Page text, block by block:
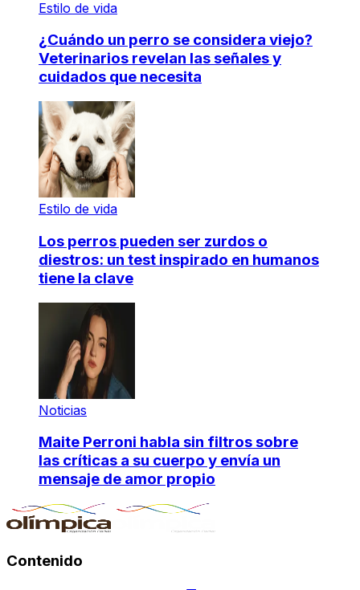
Estilo de vida
¿Cuándo un perro se considera viejo?
Veterinarios revelan las señales y
cuidados que necesita
Estilo de vida
Los perros pueden ser zurdos o
diestros: un test inspirado en humanos
tiene la clave
Noticias
Maite Perroni habla sin filtros sobre
las críticas a su cuerpo y envía un
mensaje de amor propio
Contenido